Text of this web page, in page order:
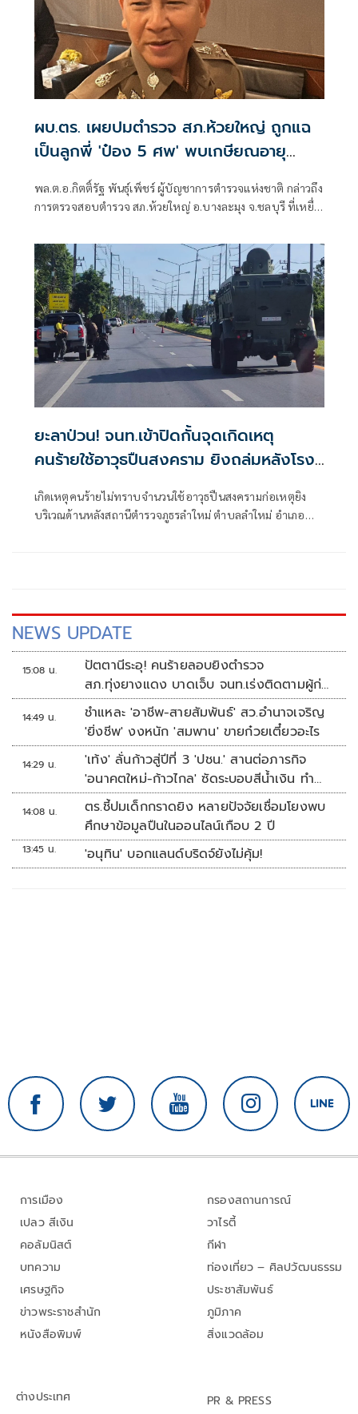
ผบ.ตร. เผยปมตำรวจ สภ.ห้วยใหญ่ ถูกแฉ
เป็นลูกพี่ 'ป๋อง 5 ศพ' พบเกษียณอายุ
ตั้งแต่ปี 57
พล.ต.อ.กิตติ์รัฐ พันธุ์เพ็ชร์ ผู้บัญชาการตำรวจแห่งชาติ กล่าวถึง
การตรวจสอบตำรวจ สภ.ห้วยใหญ่ อ.บางละมุง จ.ชลบุรี ที่เหยื่อ
มาระบุว่า นายป๋องเป็นเด็กเดินยาของตำรวจ สภ.ห้วยใหญ่
ยะลาป่วน! จนท.เข้าปิดกั้นจุดเกิดเหตุ
คนร้ายใช้อาวุธปืนสงคราม ยิงถล่มหลังโรง
เกิดเหตุคนร้ายไม่ทราบจำนวนใช้อาวุธปืนสงครามก่อเหตุยิง
บริเวณด้านหลังสถานีตำรวจภูธรลำใหม่ ตำบลลำใหม่ อำเภอ
NEWS UPDATE
15:08 น.
ปัตตานีระอุ! คนร้ายลอบยิงตำรวจ
สภ.ทุ่งยางแดง บาดเจ็บ จนท.เร่งติดตามผู้ก่อ
เหตุ
14:49 น.
ชำแหละ 'อาชีพ-สายสัมพันธ์' สว.อำนาจเจริญ
'ยิ่งชีพ' งงหนัก 'สมพาน' ขายก๋วยเตี๋ยวอะไร
14:29 น.
'เท้ง' ลั่นก้าวสู่ปีที่ 3 'ปชน.' สานต่อภารกิจ
'อนาคตใหม่-ก้าวไกล' ซัดระบอบสีน้ำเงิน ทำ
หลักนิติรัฐ-นิติธรรมสั่นคลอน
14:08 น.
ตร.ชี้ปมเด็กกราดยิง หลายปัจจัยเชื่อมโยงพบ
ศึกษาข้อมูลปืนในออนไลน์เกือบ 2 ปี
13:45 น. 'อนุทิน' บอกแลนด์บริดจ์ยังไม่คุ้ม!
การเมือง
เปลว สีเงิน
คอลัมนิสต์
บทความ
เศรษฐกิจ
ข่าวพระราชสำนัก
หนังสือพิมพ์
กรองสถานการณ์
วาไรตี้
กีฬา
ท่องเที่ยว – ศิลปวัฒนธรรม
ประชาสัมพันธ์
ภูมิภาค
สิ่งแวดล้อม
ต่างประเทศ
PR & PRESS